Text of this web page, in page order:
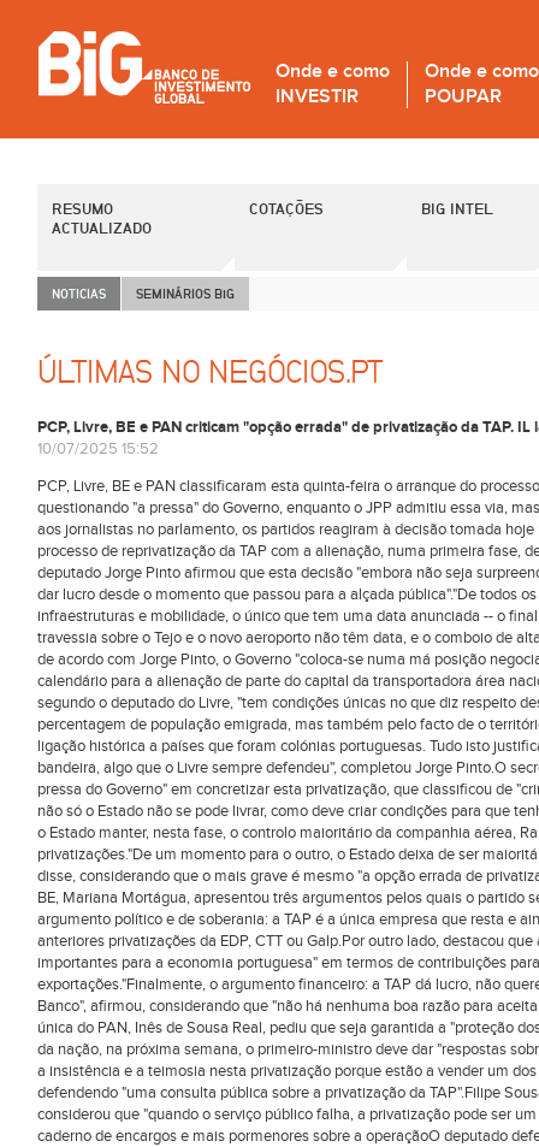
Onde e como
INVESTIR
Onde e como
POUPAR
RESUMO
ACTUALIZADO
COTAÇÕES BIG INTEL
NOTICIAS SEMINÁRIOS BiG
ÚLTIMAS NO NEGÓCIOS.PT
PCP, Livre, BE e PAN criticam "opção errada" de privatização da TAP.
10/07/2025 15:52
PCP, Livre, BE e PAN classificaram esta quinta-feira o arranque do
questionando "a pressa" do Governo, enquanto o JPP admitiu essa via,
aos jornalistas no parlamento, os partidos reagiram à decisão tomada
processo de reprivatização da TAP com a alienação, numa primeira fase,
deputado Jorge Pinto afirmou que esta decisão "embora não seja
dar lucro desde o momento que passou para a alçada pública"."De todos
infraestruturas e mobilidade, o único que tem uma data anunciada -- o
travessia sobre o Tejo e o novo aeroporto não têm data, e o comboio de
de acordo com Jorge Pinto, o Governo "coloca-se numa má posição
calendário para a alienação de parte do capital da transportadora área
segundo o deputado do Livre, "tem condições únicas no que diz respeito
percentagem de população emigrada, mas também pelo facto de o
ligação histórica a países que foram colónias portuguesas. Tudo isto
bandeira, algo que o Livre sempre defendeu", completou Jorge Pinto.O
pressa do Governo" em concretizar esta privatização, que classificou de
não só o Estado não se pode livrar, como deve criar condições para que
o Estado manter, nesta fase, o controlo maioritário da companhia aérea,
privatizações."De um momento para o outro, o Estado deixa de ser
disse, considerando que o mais grave é mesmo "a opção errada de
BE, Mariana Mortágua, apresentou três argumentos pelos quais o partido
argumento político e de soberania: a TAP é a única empresa que resta e
anteriores privatizações da EDP, CTT ou Galp.Por outro lado, destacou
importantes para a economia portuguesa" em termos de contribuições
exportações."Finalmente, o argumento financeiro: a TAP dá lucro, não
Banco", afirmou, considerando que "não há nenhuma boa razão para
única do PAN, Inês de Sousa Real, pediu que seja garantida a "proteção
da nação, na próxima semana, o primeiro-ministro deve dar "respostas
a insistência e a teimosia nesta privatização porque estão a vender um
defendendo "uma consulta pública sobre a privatização da TAP".Filipe
considerou que "quando o serviço público falha, a privatização pode ser
caderno de encargos e mais pormenores sobre a operaçãoO deputado